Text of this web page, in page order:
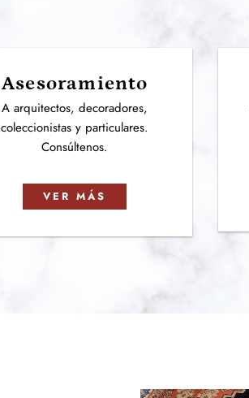
Asesoramiento
A arquitectos, decoradores,
coleccionistas y particulares.
Consúltenos.
VER MÁS